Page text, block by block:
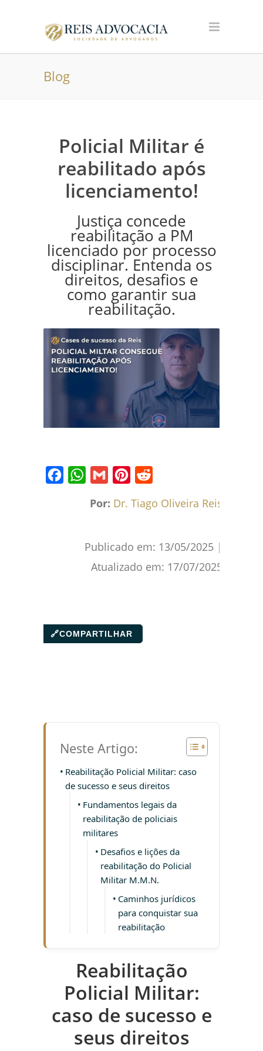
Blog
Policial Militar é
reabilitado após
licenciamento!
Justiça concede
reabilitação a PM
licenciado por processo
disciplinar. Entenda os
direitos, desafios e
como garantir sua
reabilitação.
Por: Dr. Tiago Oliveira Reis
Publicado em: 13/05/2025 |
Atualizado em: 17/07/2025
🔗COMPARTILHAR
Neste Artigo:
Reabilitação Policial Militar: caso
de sucesso e seus direitos
Fundamentos legais da
reabilitação de policiais
militares
Desafios e lições da
reabilitação do Policial
Militar M.M.N.
Caminhos jurídicos
para conquistar sua
reabilitação
Reabilitação
Policial Militar:
caso de sucesso e
seus direitos